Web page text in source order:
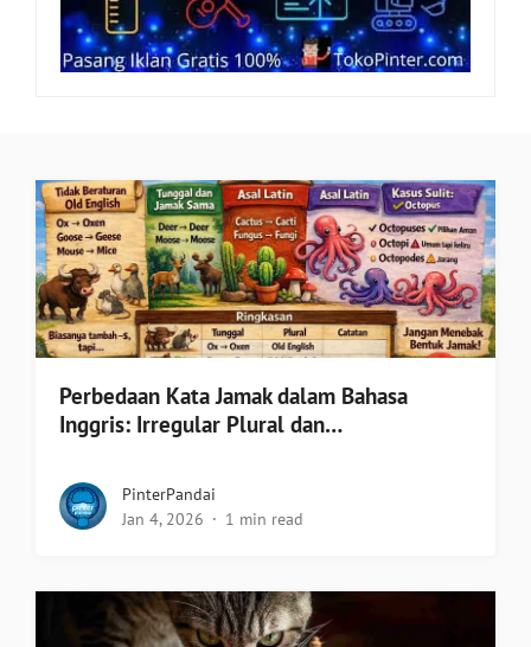
Perbedaan Kata Jamak dalam Bahasa
Inggris: Irregular Plural dan…
PinterPandai
Jan 4, 2026
1 min read